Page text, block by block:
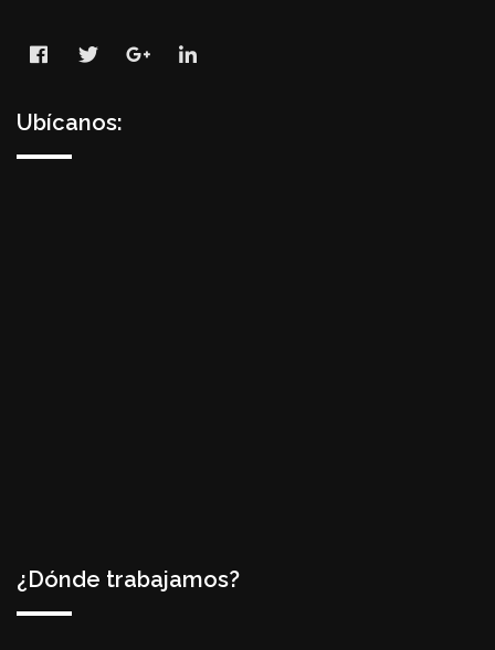
Ubícanos:
¿Dónde trabajamos?